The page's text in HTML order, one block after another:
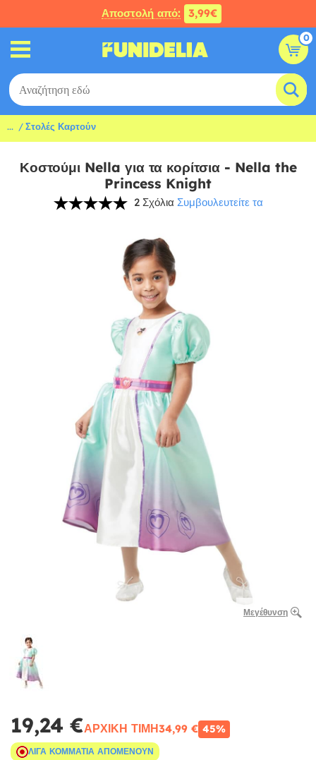
Αποστολή από: 3,99€
0
... Στολές Καρτούν
Κοστούμι Nella για τα κορίτσια - Nella the
Princess Knight
2 Σχόλια Συμβουλευτείτε τα
Μεγέθυνση
19,24 €ΑΡΧΙΚΉ ΤΙΜΉ34,99 € 45%
ΛΊΓΑ ΚΟΜΜΆΤΙΑ ΑΠΟΜΈΝΟΥΝ